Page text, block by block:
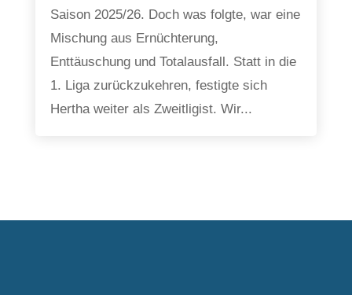
Saison 2025/26. Doch was folgte, war eine
Mischung aus Ernüchterung,
Enttäuschung und Totalausfall. Statt in die
1. Liga zurückzukehren, festigte sich
Hertha weiter als Zweitligist. Wir...